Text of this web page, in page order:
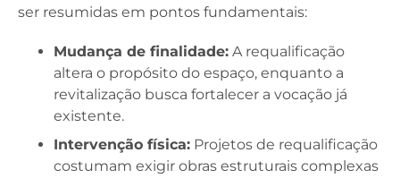
ser resumidas em pontos fundamentais:
Mudança de finalidade: A requalificação
altera o propósito do espaço, enquanto a
revitalização busca fortalecer a vocação já
existente.
Intervenção física: Projetos de requalificação
costumam exigir obras estruturais complexas